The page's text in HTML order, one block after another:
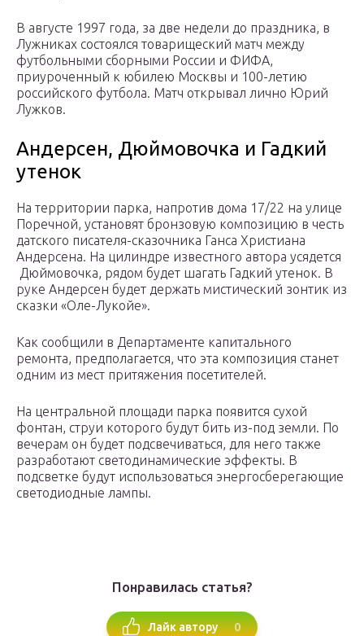
В августе 1997 года, за две недели до праздника, в
Лужниках состоялся товарищеский матч между
футбольными сборными России и ФИФА,
приуроченный к юбилею Москвы и 100-летию
российского футбола. Матч открывал лично Юрий
Лужков.
Андерсен, Дюймовочка и Гадкий
утенок
На территории парка, напротив дома 17/22 на улице
Поречной, установят бронзовую композицию в честь
датского писателя-сказочника Ганса Христиана
Андерсена. На цилиндре известного автора усядется
Дюймовочка, рядом будет шагать Гадкий утенок. В
руке Андерсен будет держать мистический зонтик из
сказки «Оле-Лукойе».
Как сообщили в Департаменте капитального
ремонта, предполагается, что эта композиция станет
одним из мест притяжения посетителей.
На центральной площади парка появится сухой
фонтан, струи которого будут бить из-под земли. По
вечерам он будет подсвечиваться, для него также
разработают светодинамические эффекты. В
подсветке будут использоваться энергосберегающие
светодиодные лампы.
Понравилась статья?
Лайк автору 0